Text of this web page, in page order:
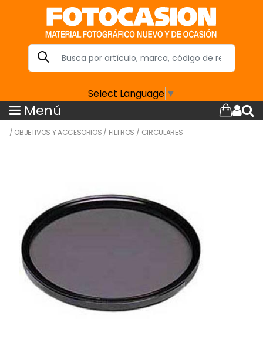
Select Language ▼
Menú
/ OBJETIVOS Y ACCESORIOS / FILTROS / CIRCULARES